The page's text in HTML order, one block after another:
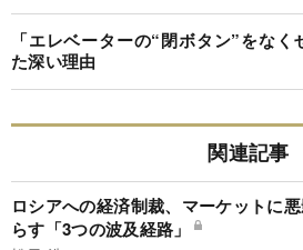
「エレベーターの“閉ボタン”をな
た深い理由
関連記事
ロシアへの経済制裁、マーケットに
らす「3つの波及経路」